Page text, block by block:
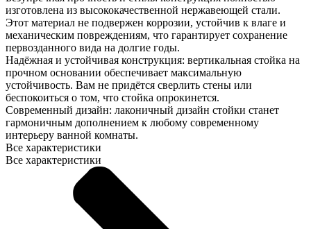
изготовлена из высококачественной нержавеющей стали.
Этот материал не подвержен коррозии, устойчив к влаге и
механическим повреждениям, что гарантирует сохранение
первозданного вида на долгие годы.
Надёжная и устойчивая конструкция: вертикальная стойка на
прочном основании обеспечивает максимальную
устойчивость. Вам не придётся сверлить стены или
беспокоиться о том, что стойка опрокинется.
Современный дизайн: лаконичный дизайн стойки станет
гармоничным дополнением к любому современному
интерьеру ванной комнаты.
Все характеристики
Все характеристики